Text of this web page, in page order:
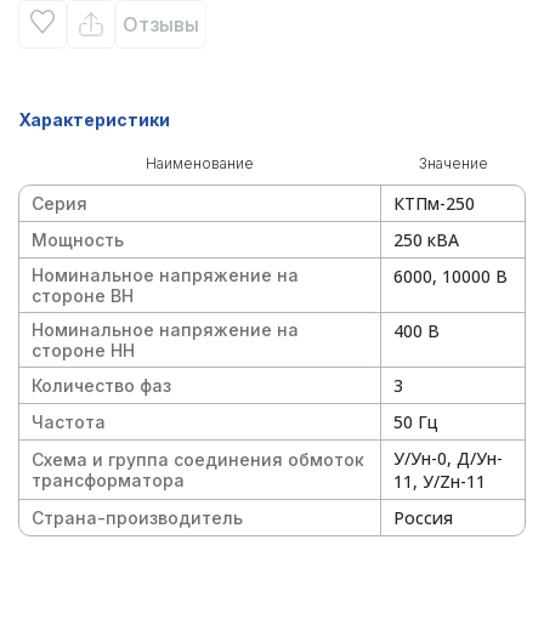
Отзывы
Характеристики
Наименование Значение
Серия КТПм-250
Мощность 250 кВА
Номинальное напряжение на
стороне ВН
6000, 10000 В
Номинальное напряжение на
стороне НН
400 В
Количество фаз 3
Частота 50 Гц
Схема и группа соединения обмоток
трансформатора
У/Ун-0, Д/Ун-
11, У/Zн-11
Страна-производитель Россия